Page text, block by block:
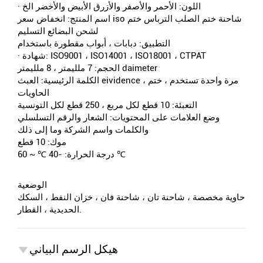
· اللون: الأحمر والأصفر والأزرق الأبيض والأخضر الخ
اسم المنتج: انخفاض سعر iso شاحنة ختم الصلب الترباس ختم
لشحن البضائع التسليم
التطبيق: دبابات ، أبواب مقطورة باستخدام
· شهادة: ISO9001 ، ISO14001 ، ISO18001 ، CTPAT
الحجم: 7 ملليمتر ، 8 ملليمتر daimeter
الكلمة الرئيسية: العبث eividence ، مرة واحدة تستخدم ، ختم
الحاويات
التعبئة: 10 قطع لكل مربع ، 250 قطع لكل التونسية
وضع العلامات على المحتويات: الشعار والرقم التسلسلي
والكلمات واسم الشركة وما إلى ذلك
موك: 10 قطع
درجة الحرارة: -40 ℃ ~ 60 ℃
الوضعية
حاوية مخصصة ، شاحنة تان ، شاحنة فان ، خزان النفط ، السكك
الحديدية ، القطار.
هيكل الرسم البياني